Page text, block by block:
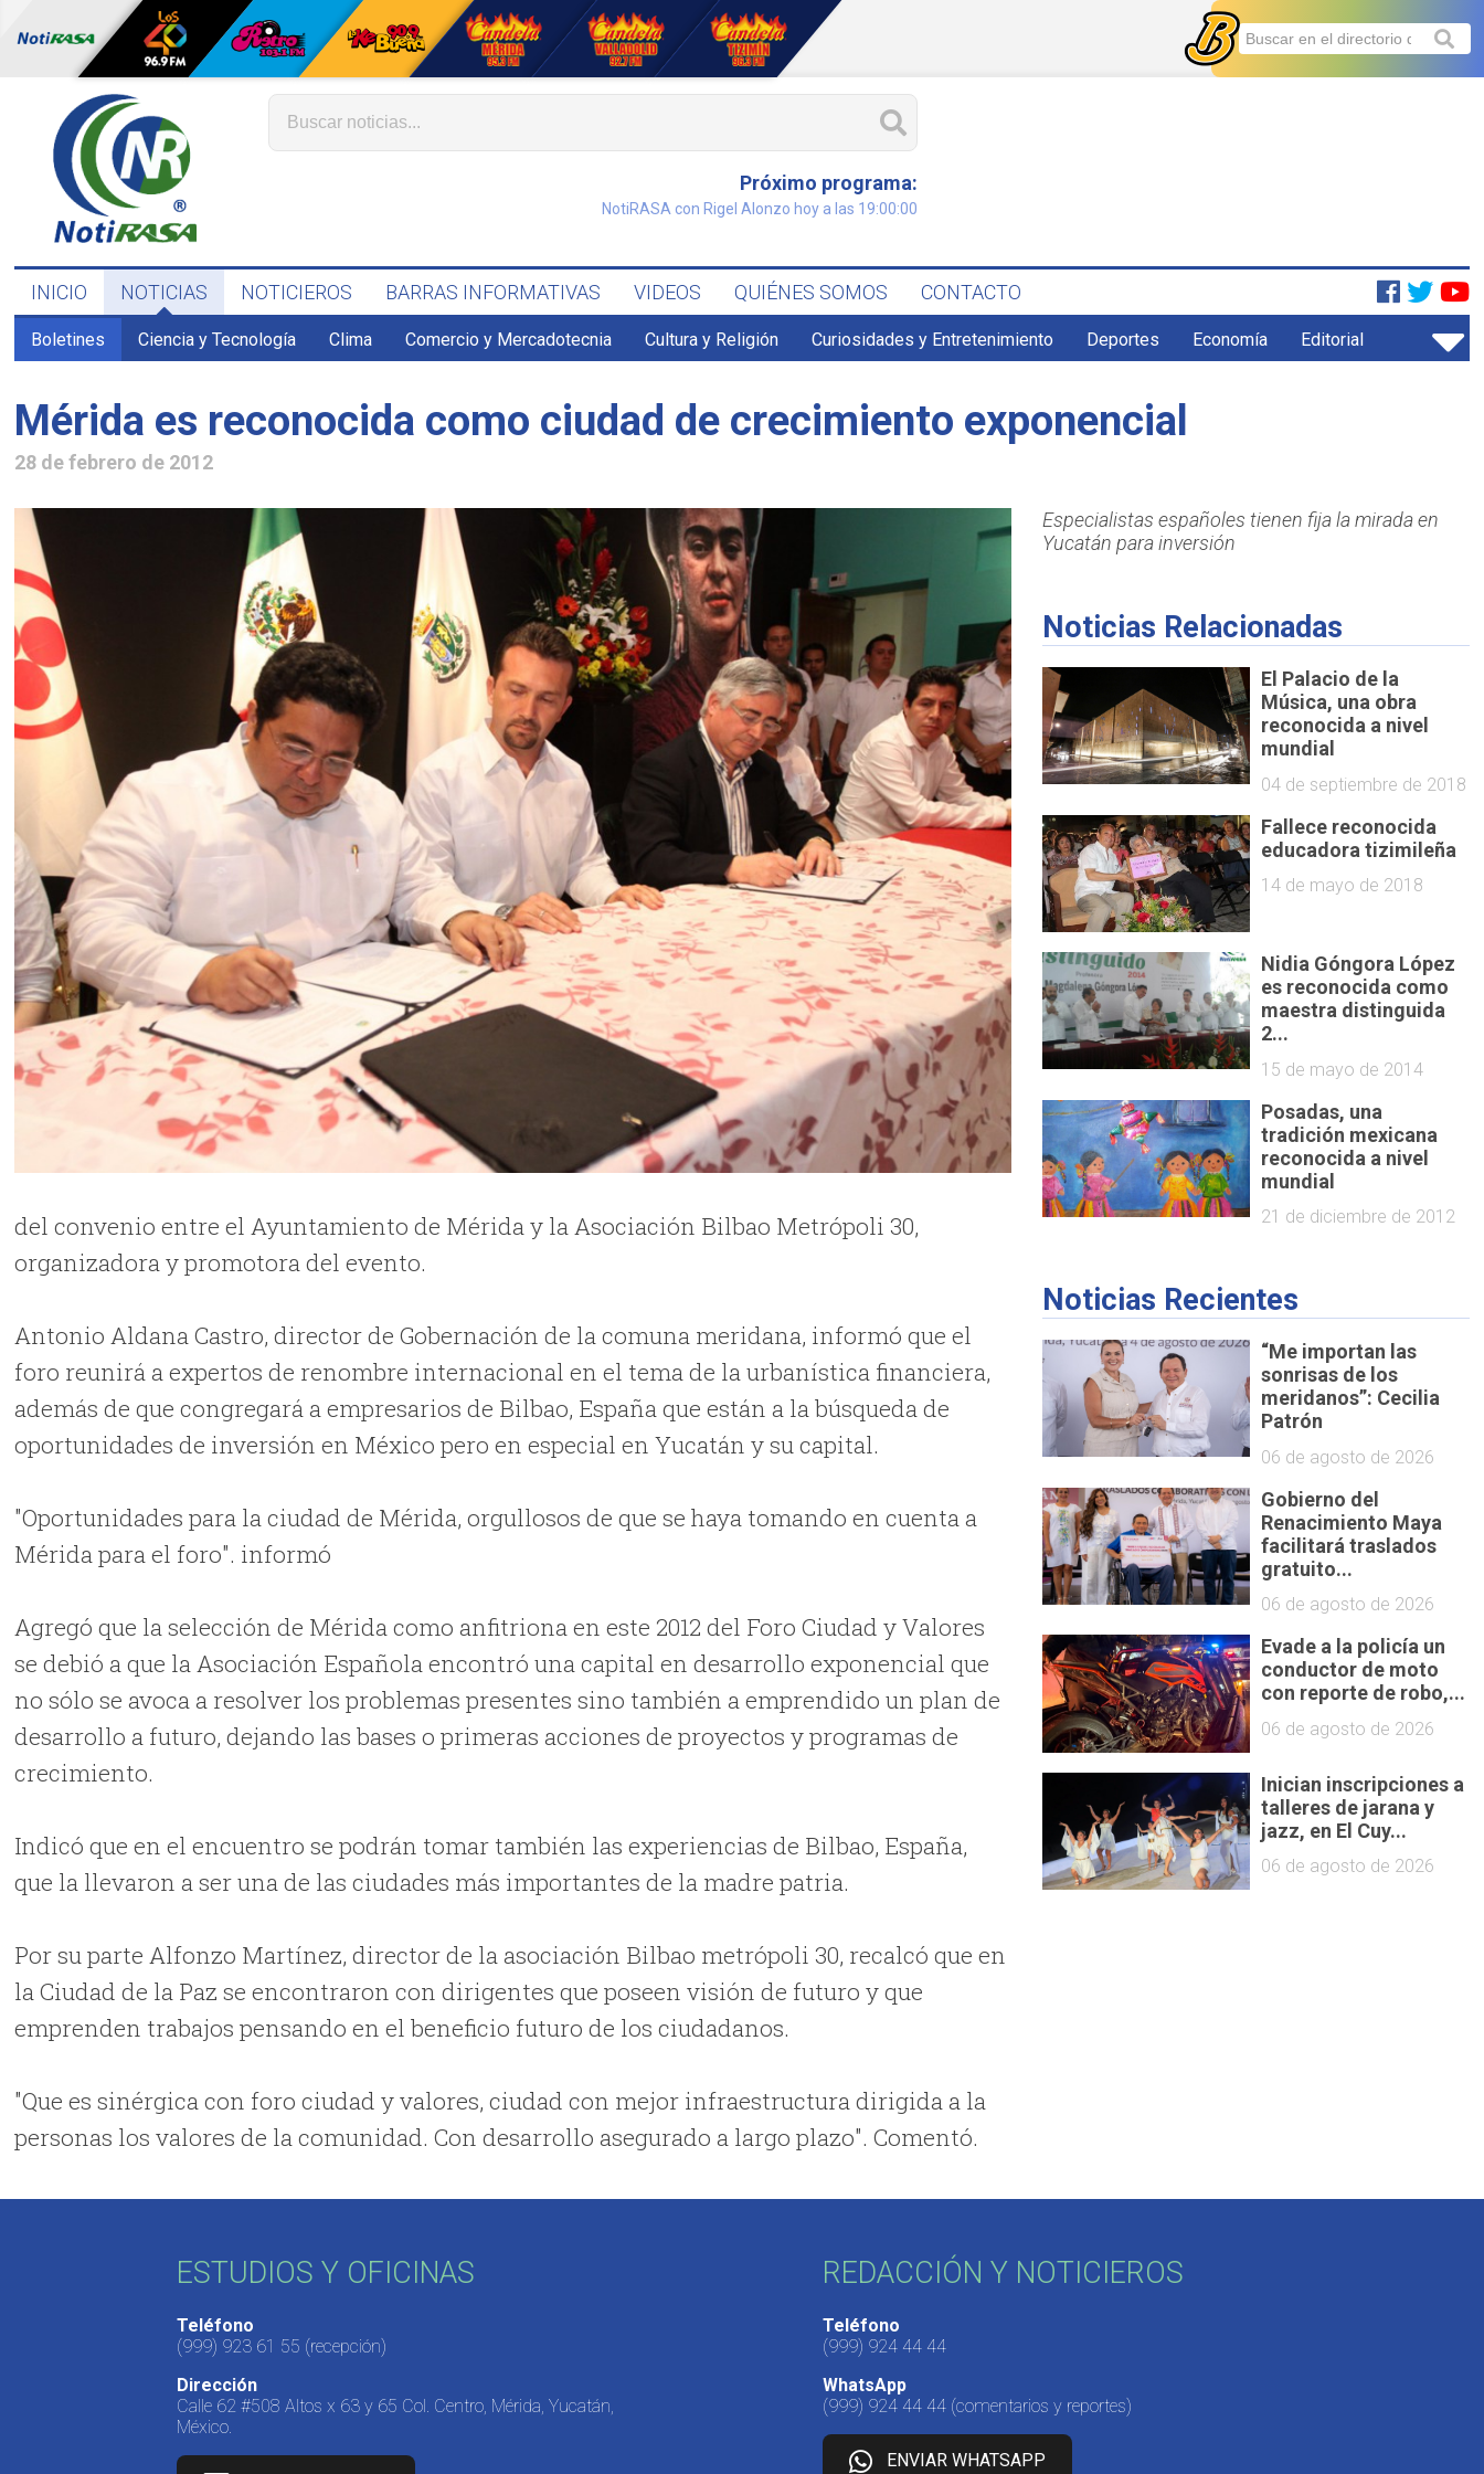
Próximo programa:
NotiRASA con Rigel Alonzo hoy a las 19:00:00
INICIO NOTICIAS NOTICIEROS BARRAS INFORMATIVAS VIDEOS QUIÉNES SOMOS CONTACTO
Boletines Ciencia y Tecnología Clima Comercio y Mercadotecnia Cultura y Religión Curiosidades y Entretenimiento Deportes Economía Editorial
Mérida es reconocida como ciudad de crecimiento exponencial
28 de febrero de 2012
del convenio entre el Ayuntamiento de Mérida y la Asociación Bilbao Metrópoli 30,
organizadora y promotora del evento.
Antonio Aldana Castro, director de Gobernación de la comuna meridana, informó que el
foro reunirá a expertos de renombre internacional en el tema de la urbanística financiera,
además de que congregará a empresarios de Bilbao, España que están a la búsqueda de
oportunidades de inversión en México pero en especial en Yucatán y su capital.
"Oportunidades para la ciudad de Mérida, orgullosos de que se haya tomando en cuenta a
Mérida para el foro". informó
Agregó que la selección de Mérida como anfitriona en este 2012 del Foro Ciudad y Valores
se debió a que la Asociación Española encontró una capital en desarrollo exponencial que
no sólo se avoca a resolver los problemas presentes sino también a emprendido un plan de
desarrollo a futuro, dejando las bases o primeras acciones de proyectos y programas de
crecimiento.
Indicó que en el encuentro se podrán tomar también las experiencias de Bilbao, España,
que la llevaron a ser una de las ciudades más importantes de la madre patria.
Por su parte Alfonzo Martínez, director de la asociación Bilbao metrópoli 30, recalcó que en
la Ciudad de la Paz se encontraron con dirigentes que poseen visión de futuro y que
emprenden trabajos pensando en el beneficio futuro de los ciudadanos.
"Que es sinérgica con foro ciudad y valores, ciudad con mejor infraestructura dirigida a la
personas los valores de la comunidad. Con desarrollo asegurado a largo plazo". Comentó.
Especialistas españoles tienen fija la mirada en
Yucatán para inversión
Noticias Relacionadas
El Palacio de la
Música, una obra
reconocida a nivel
mundial
04 de septiembre de 2018
Fallece reconocida
educadora tizimileña
14 de mayo de 2018
Nidia Góngora López
es reconocida como
maestra distinguida
2...
15 de mayo de 2014
Posadas, una
tradición mexicana
reconocida a nivel
mundial
21 de diciembre de 2012
Noticias Recientes
“Me importan las
sonrisas de los
meridanos”: Cecilia
Patrón
06 de agosto de 2026
Gobierno del
Renacimiento Maya
facilitará traslados
gratuito...
06 de agosto de 2026
Evade a la policía un
conductor de moto
con reporte de robo,...
06 de agosto de 2026
Inician inscripciones a
talleres de jarana y
jazz, en El Cuy...
06 de agosto de 2026
ESTUDIOS Y OFICINAS
Teléfono
(999) 923 61 55 (recepción)
Dirección
Calle 62 #508 Altos x 63 y 65 Col. Centro, Mérida, Yucatán,
México.
REDACCIÓN Y NOTICIEROS
Teléfono
(999) 924 44 44
WhatsApp
(999) 924 44 44 (comentarios y reportes)
ENVIAR WHATSAPP